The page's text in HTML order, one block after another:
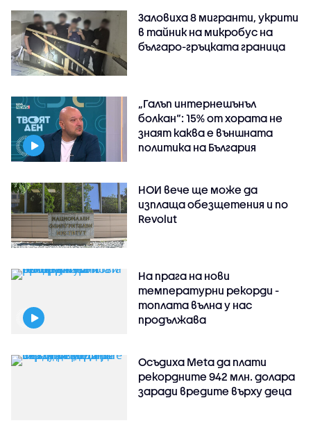
Заловиха 8 мигранти, укрити
в тайник на микробус на
българо-гръцката граница
„Галъп интернешънъл
болкан“: 15% от хората не
знаят каква е външната
политика на България
НОИ вече ще може да
изплаща обезщетения и по
Revolut
На прага на нови
температурни рекорди -
топлата вълна у нас
продължава
Осъдиха Meta да плати
рекордните 942 млн. долара
заради вредите върху деца